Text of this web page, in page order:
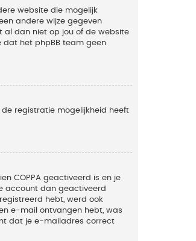
website die mogelijk
andere wijze gegeven
al dan niet op jou of de website
dat het phpBB team geen
registratie mogelijkheid heeft
COPPA geactiveerd is en je
account dan geactiveerd
hebt, werd ook
e-mail ontvangen hebt, was
dat je e-mailadres correct